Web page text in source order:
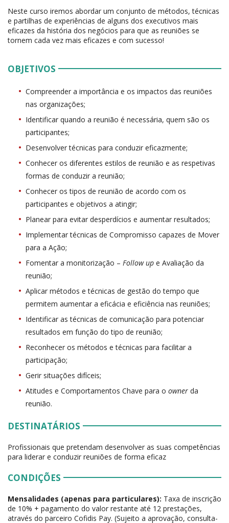
Neste curso iremos abordar um conjunto de métodos, técnicas
e partilhas de experiências de alguns dos executivos mais
eficazes da história dos negócios para que as reuniões se
tornem cada vez mais eficazes e com sucesso!
OBJETIVOS
Compreender a importância e os impactos das reuniões
nas organizações;
Identificar quando a reunião é necessária, quem são os
participantes;
Desenvolver técnicas para conduzir eficazmente;
Conhecer os diferentes estilos de reunião e as respetivas
formas de conduzir a reunião;
Conhecer os tipos de reunião de acordo com os
participantes e objetivos a atingir;
Planear para evitar desperdícios e aumentar resultados;
Implementar técnicas de Compromisso capazes de Mover
para a Ação;
Fomentar a monitorização – Follow up e Avaliação da
reunião;
Aplicar métodos e técnicas de gestão do tempo que
permitem aumentar a eficácia e eficiência nas reuniões;
Identificar as técnicas de comunicação para potenciar
resultados em função do tipo de reunião;
Reconhecer os métodos e técnicas para facilitar a
participação;
Gerir situações difíceis;
Atitudes e Comportamentos Chave para o owner da
reunião.
DESTINATÁRIOS
Profissionais que pretendam desenvolver as suas competências
para liderar e conduzir reuniões de forma eficaz
CONDIÇÕES
Mensalidades (apenas para particulares): Taxa de inscrição
de 10% + pagamento do valor restante até 12 prestações,
através do parceiro Cofidis Pay. (Sujeito a aprovação, consulta-